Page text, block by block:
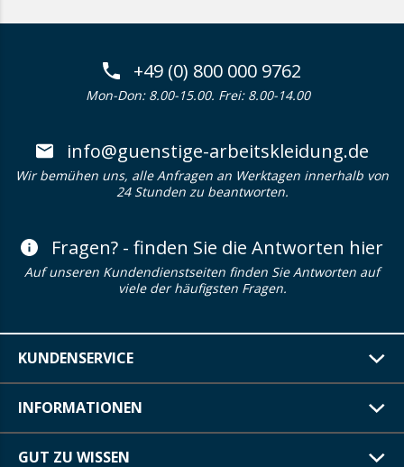
+49 (0) 800 000 9762
Mon-Don: 8.00-15.00. Frei: 8.00-14.00
info@guenstige-arbeitskleidung.de
Wir bemühen uns, alle Anfragen an Werktagen innerhalb von
24 Stunden zu beantworten.
Fragen? - finden Sie die Antworten hier
Auf unseren Kundendienstseiten finden Sie Antworten auf
viele der häufigsten Fragen.
KUNDENSERVICE
INFORMATIONEN
GUT ZU WISSEN